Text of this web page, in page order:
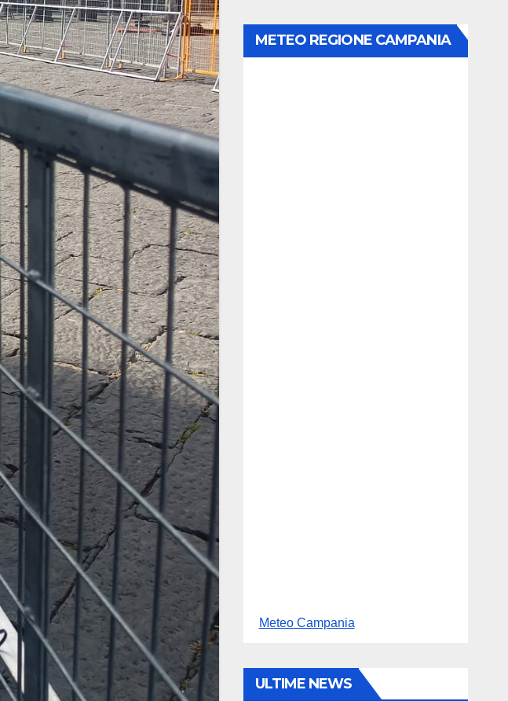
METEO REGIONE CAMPANIA
Meteo Campania
ULTIME NEWS